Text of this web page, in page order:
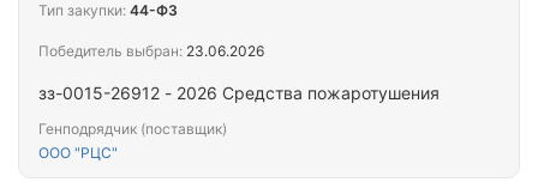
зз-0015-26912 - 2026 Средства пожаротушения
Генподрядчик (поставщик)
ООО "РЦС"
Тип закупки: 44-ФЗ
Победитель выбран: 23.06.2026